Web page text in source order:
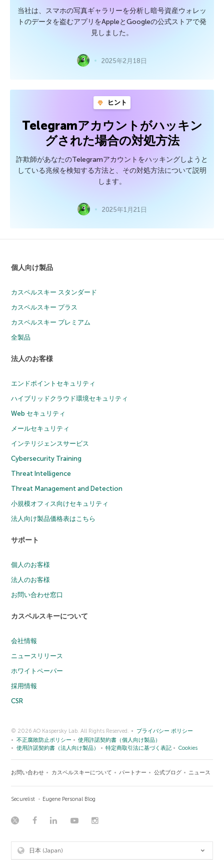
当社は、スマホの写真ギャラリーを分析し暗号資産ウォレッ
トのデータを盗むアプリをAppleとGoogleの公式ストアで発
見しました。
2025年2月18日
ヒント
Telegramアカウントがハッキン
グされた場合の対処方法
詐欺師があなたのTelegramアカウントをハッキングしようと
している兆候を検知する方法と、その対処方法について説明
します。
2025年1月21日
個人向け製品
カスペルスキー スタンダード
カスペルスキー プラス
カスペルスキー プレミアム
全製品
法人のお客様
エンドポイントセキュリティ
ハイブリッドクラウド環境セキュリティ
Web セキュリティ
メールセキュリティ
インテリジェンスサービス
Cybersecurity Training
Threat Intelligence
Threat Management and Detection
小規模オフィス向けセキュリティ
法人向け製品価格表はこちら
サポート
個人のお客様
法人のお客様
お問い合わせ窓口
カスペルスキーについて
会社情報
ニュースリリース
ホワイトペーパー
採用情報
CSR
© 2026 AO Kaspersky Lab. All Rights Reserved.
プライバシー ポリシー
不正腐敗防止ポリシー
使用許諾契約書（個人向け製品）
使用許諾契約書（法人向け製品）
特定商取引法に基づく表記 Cookies
お問い合わせ カスペルスキーについて パートナー 公式ブログ ニュース
Securelist Eugene Personal Blog
日本 (Japan)